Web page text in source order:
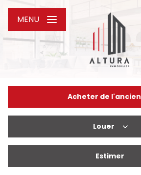
MENU
Acheter de l'ancien
De l'immo pro
Louer
Estimer